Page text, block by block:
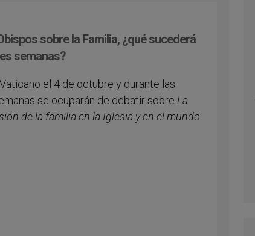
sobre la Familia, ¿qué sucederá
semanas?
el 4 de octubre y durante las
se ocuparán de debatir sobre La
de la familia en la Iglesia y en el mundo